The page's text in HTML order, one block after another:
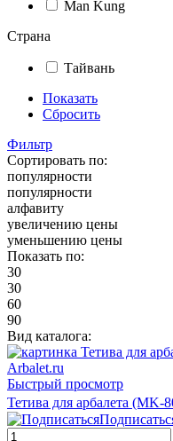
Man Kung
Страна
Тайвань
Показать
Сбросить
Фильтр
Сортировать по:
популярности
популярности
алфавиту
увеличению цены
уменьшению цены
Показать по:
30
30
60
90
Вид каталога:
Быстрый просмотр
Тетива для арбалета (MK-